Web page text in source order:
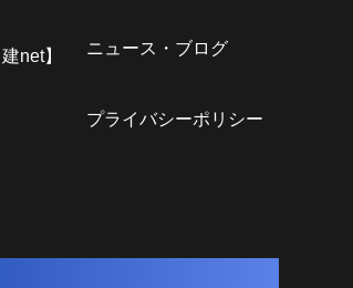
net】 ニュース・ブログ
プライバシーポリシー